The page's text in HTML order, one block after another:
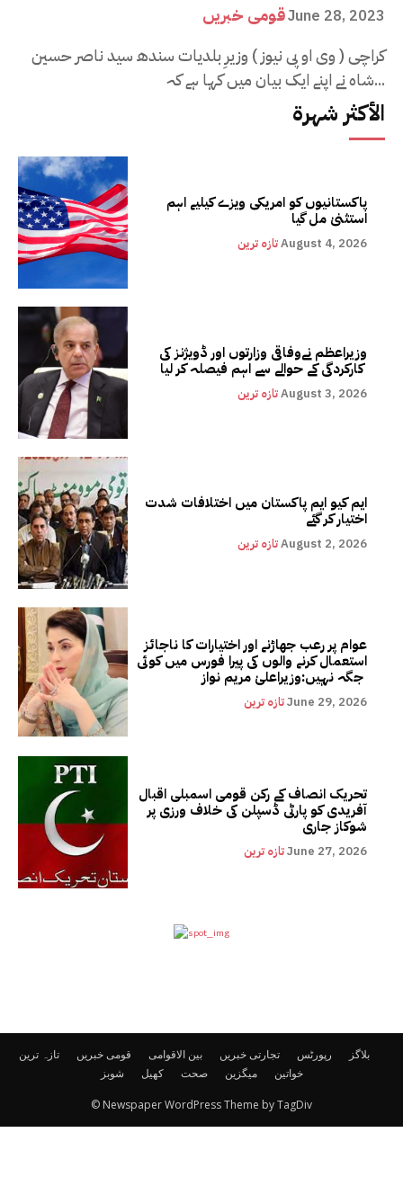
قومی خبریںJune 28, 2023
شاہ نے اپنے ایک بیان میں کہا ہے کہ...
الأكثر شهرة
پاکستانیوں کو امریکی ویزے کیلیے اہم
استثنیٰ مل گیا
تازہ ترینAugust 4, 2026
وزیراعظم نےوفاقی وزارتوں اور ڈویژنز کی
کارکردگی کے حوالے سے اہم فیصلہ کر لیا
تازہ ترینAugust 3, 2026
ایم کیو ایم پاکستان میں اختلافات شدت
اختیار کر گئے
تازہ ترینAugust 2, 2026
عوام پر رعب جھاڑنے اور اختیارات کا ناجائز
استعمال کرنے والوں کی پیرا فورس میں کوئی
تازہ ترینJune 29, 2026
تحریک انصاف کے رکن قومی اسمبلی اقبال
آفریدی کو پارٹی ڈسپلن کی خلاف ورزی پر
شوکاز جاری
تازہ ترینJune 27, 2026
تازہ ترین قومی خبریں بین الاقوامی تجارتی خبریں رپورٹس
بلاگز
شوبز
کھیل صحت میگزین خواتین
© Newspaper WordPress Theme by TagDiv